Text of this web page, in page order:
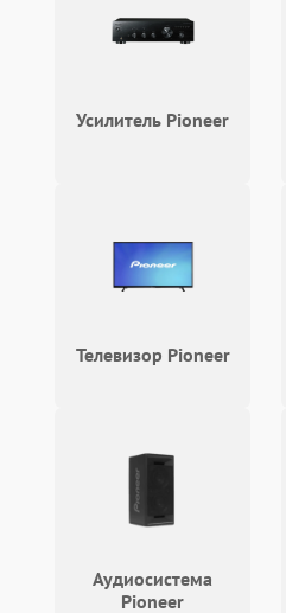
Усилитель Pioneer
Телевизор Pioneer
Аудиосистема
Pioneer